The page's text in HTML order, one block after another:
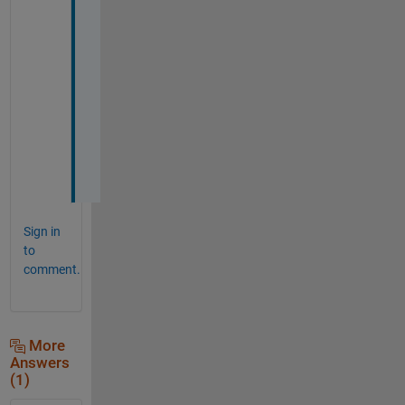
Sign in
to
comment.
More
Answers
(1)